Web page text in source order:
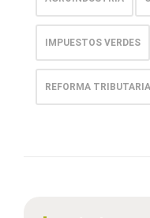
IMPUESTOS VERDES
REFORMA TRIBUTARIA